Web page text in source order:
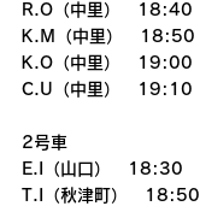
R.O（中里）　18:40
K.M（中里）　18:50
K.O（中里）　19:00
C.U（中里）　19:10
2号車
E.I（山口）　18:30
T.I（秋津町）　18:50